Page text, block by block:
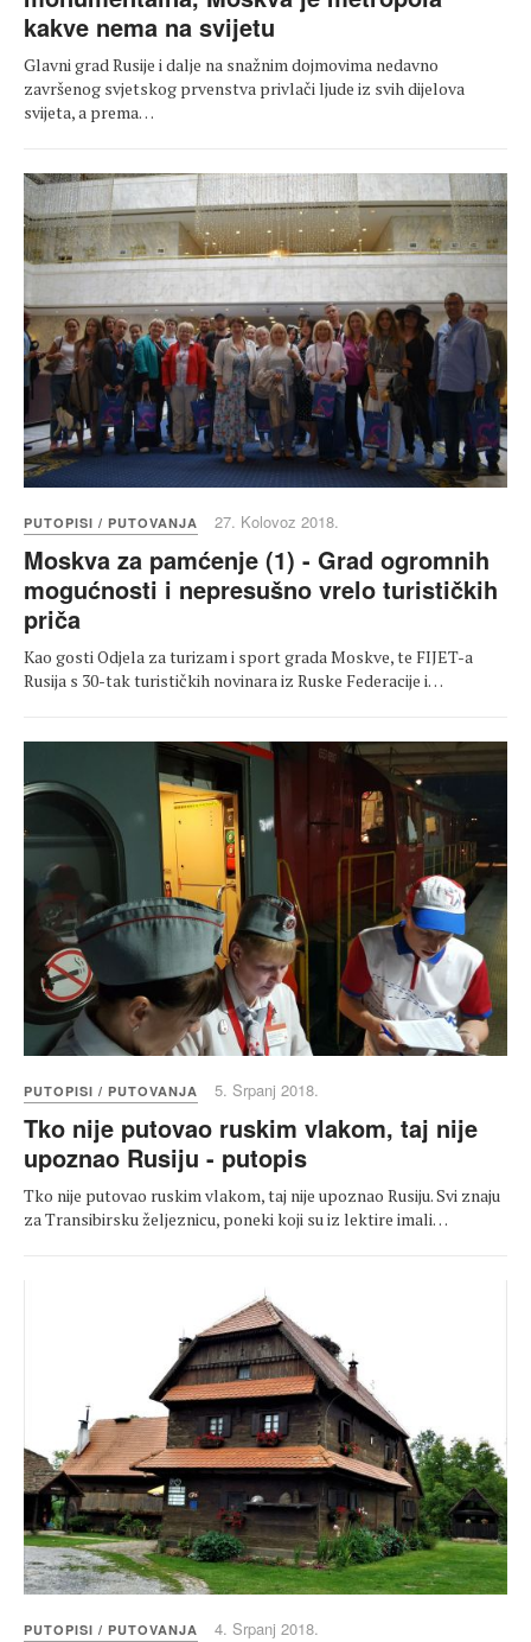
kakve nema na svijetu
Glavni grad Rusije i dalje na snažnim dojmovima nedavno
završenog svjetskog prvenstva privlači ljude iz svih dijelova
svijeta, a prema…
PUTOPISI / PUTOVANJA 27. Kolovoz 2018.
Moskva za pamćenje (1) - Grad ogromnih
mogućnosti i nepresušno vrelo turističkih
priča
Kao gosti Odjela za turizam i sport grada Moskve, te FIJET-a
Rusija s 30-tak turističkih novinara iz Ruske Federacije i…
PUTOPISI / PUTOVANJA 5. Srpanj 2018.
Tko nije putovao ruskim vlakom, taj nije
upoznao Rusiju - putopis
Tko nije putovao ruskim vlakom, taj nije upoznao Rusiju. Svi znaju
za Transibirsku željeznicu, poneki koji su iz lektire imali…
PUTOPISI / PUTOVANJA 4. Srpanj 2018.